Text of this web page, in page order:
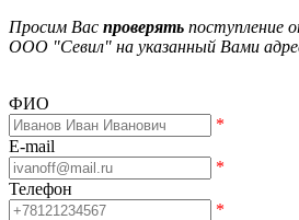
Просим Вас проверять поступление
ООО "Севил" на указанный Вами
ФИО
*
E-mail
*
Телефон
*